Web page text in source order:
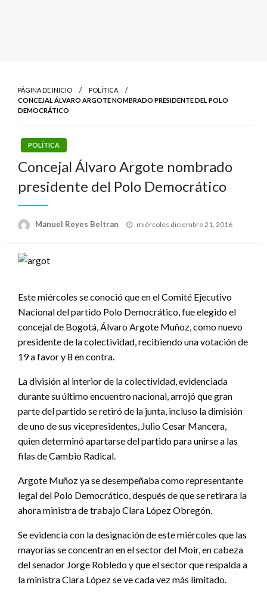
PÁGINA DE INICIO
POLÍTICA
CONCEJAL ÁLVARO ARGOTE NOMBRADO PRESIDENTE DEL POLO
DEMOCRÁTICO
POLÍTICA
Concejal Álvaro Argote nombrado
presidente del Polo Democrático
Manuel Reyes Beltran
Publicado
miércoles diciembre 21, 2016
Este miércoles se conoció que en el Comité Ejecutivo
Nacional del partido Polo Democrático, fue elegido el
concejal de Bogotá, Álvaro Argote Muñoz, como nuevo
presidente de la colectividad, recibiendo una votación de
19 a favor y 8 en contra.
La división al interior de la colectividad, evidenciada
durante su último encuentro nacional, arrojó que gran
parte del partido se retiró de la junta, incluso la dimisión
de uno de sus vicepresidentes, Julio Cesar Mancera,
quien determinó apartarse del partido para unirse a las
filas de Cambio Radical.
Argote Muñoz ya se desempeñaba como representante
legal del Polo Democrático, después de que se retirara la
ahora ministra de trabajo Clara López Obregón.
Se evidencia con la designación de este miércoles que las
mayorías se concentran en el sector del Moir, en cabeza
del senador Jorge Robledo y que el sector que respalda a
la ministra Clara López se ve cada vez más limitado.